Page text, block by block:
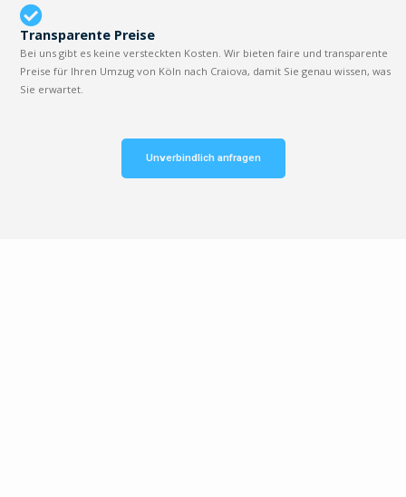
Transparente Preise
Bei uns gibt es keine versteckten Kosten. Wir bieten faire und transparente
Preise für Ihren Umzug von Köln nach Craiova, damit Sie genau wissen, was
Sie erwartet.
Unverbindlich anfragen